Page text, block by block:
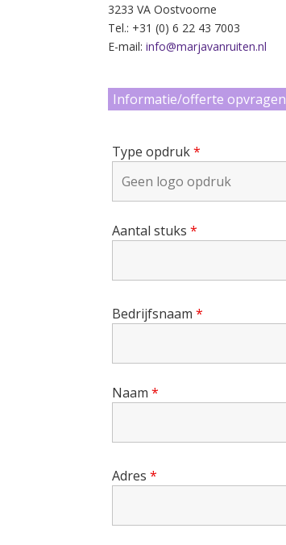
3233 VA Oostvoorne
Tel.: +31 (0) 6 22 43 7003
E-mail:info@marjavanruiten.nl
Informatie/offerte opvragen
Type opdruk*
Aantal stuks*
Bedrijfsnaam*
Naam*
Adres*